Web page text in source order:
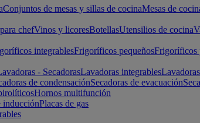
Conjuntos de mesas y sillas de cocinaMesas de
chefVinos y licoresBotellasUtensilios de cocina
integrablesFrigoríficos pequeñosFrigoríficos
- SecadorasLavadoras integrables
de condensaciónSecadoras de evacuación
Hornos multifunción
inducciónPlacas de gas